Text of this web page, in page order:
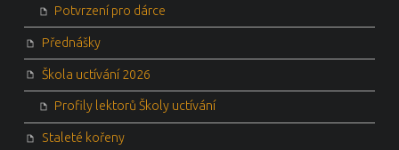
Potvrzení pro dárce
Přednášky
Škola uctívání 2026
Profily lektorů Školy uctívání
Staleté kořeny